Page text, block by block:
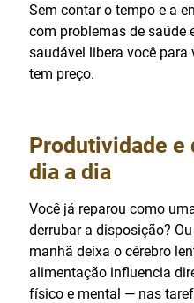
Sem contar o tempo e a
com problemas de saúde
saudável libera você
tem preço.
Produtividade e
dia a dia
Você já reparou como
derrubar a disposição?
manhã deixa o cérebro
alimentação influencia
físico e mental — nas